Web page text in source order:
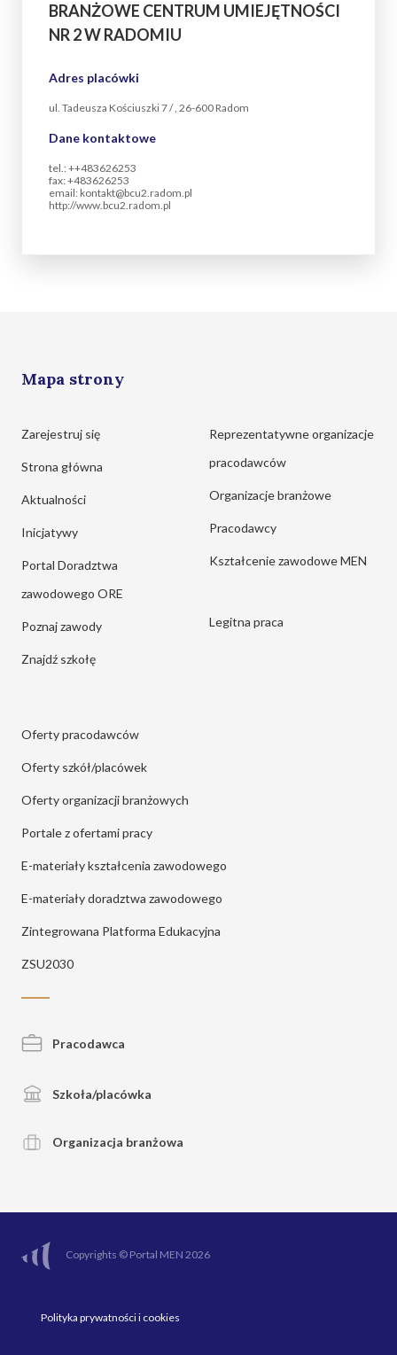
BRANŻOWE CENTRUM UMIEJĘTNOŚCI
NR 2 W RADOMIU
Adres placówki
ul. Tadeusza Kościuszki 7 / , 26-600 Radom
Dane kontaktowe
tel.: ++483626253
fax: +483626253
email: kontakt@bcu2.radom.pl
http://www.bcu2.radom.pl
Mapa strony
Zarejestruj się
Strona główna
Aktualności
Inicjatywy
Portal Doradztwa
zawodowego ORE
Poznaj zawody
Znajdź szkołę
Reprezentatywne organizacje
pracodawców
Organizacje branżowe
Pracodawcy
Kształcenie zawodowe MEN
Legitna praca
Oferty pracodawców
Oferty szkół/placówek
Oferty organizacji branżowych
Portale z ofertami pracy
E-materiały kształcenia zawodowego
E-materiały doradztwa zawodowego
Zintegrowana Platforma Edukacyjna
ZSU2030
Pracodawca
Szkoła/placówka
Organizacja branżowa
Copyrights © Portal MEN 2026
Polityka prywatności i cookies